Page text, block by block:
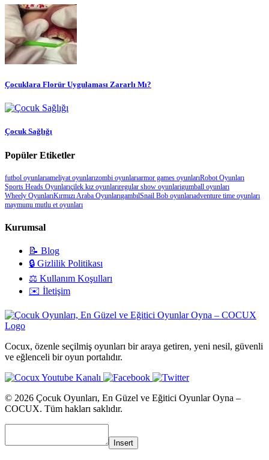
Çocuklara Florür Uygulaması Zararlı Mı?
Çocuk Sağlığı
Popüler Etiketler
futbol oyunlarıameliyat oyunlarızombi oyunlarıarmor games oyunlarıRobot Oyunları
Sports Heads Oyunlarıçilek kız oyunlarıregular show oyunlarigumball oyunları
Wheely OyunlarıKırmızı Araba OyunlarıgambılSnail Bob oyunlarıadventure time oyunları
maymunu mutlu et oyunları
Kurumsal
📝 Blog
🔒 Gizlilik Politikası
⚖️ Kullanım Koşulları
✉️ İletişim
Cocux, özenle seçilmiş oyunları bir araya getiren, yeni nesil, güvenli
ve eğlenceli bir oyun portalıdır.
© 2026 Çocuk Oyunları, En Güzel ve Eğitici Oyunlar Oyna –
COCUX. Tüm hakları saklıdır.
Insert